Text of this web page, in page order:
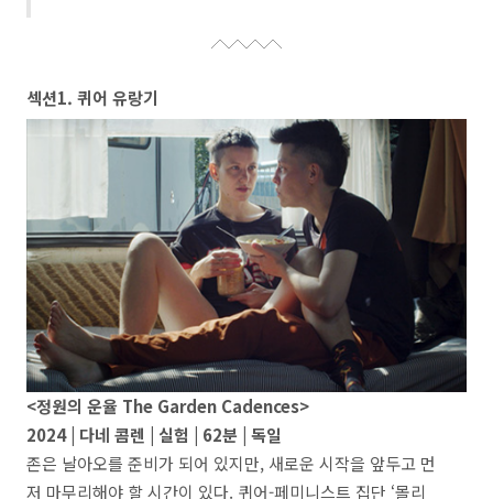
섹션1. 퀴어 유랑기
<정원의 운율 The Garden Cadences>
2024 | 다네 콤렌 | 실험 | 62분 | 독일
존은 날아오를 준비가 되어 있지만, 새로운 시작을 앞두고 먼
저 마무리해야 할 시간이 있다. 퀴어-페미니스트 집단 ‘몰리